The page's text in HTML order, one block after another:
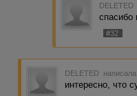
DELETED
спасибо
#32
DELETED
интересно, что